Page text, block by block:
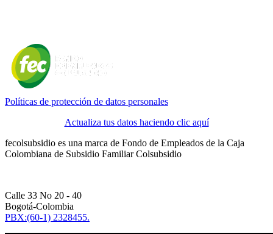
Políticas de protección de datos personales
Actualiza tus datos haciendo clic aquí
fecolsubsidio es una marca de Fondo de Empleados de la Caja
Colombiana de Subsidio Familiar Colsubsidio
Calle 33 No 20 - 40
Bogotá-Colombia
PBX:(60-1) 2328455.